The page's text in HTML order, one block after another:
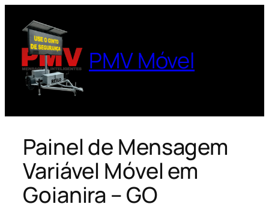
para
conteúdo
PMV Móvel
Painel de Mensagem
Variável Móvel em
Goianira – GO